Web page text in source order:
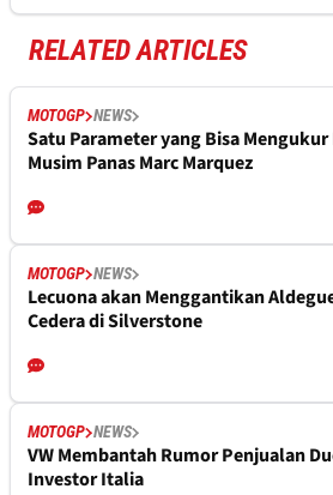
RELATED ARTICLES
MOTOGP NEWS
Satu Parameter yang Bisa
Musim Panas Marc Marquez
MOTOGP NEWS
Lecuona akan Menggantikan
Cedera di Silverstone
MOTOGP NEWS
VW Membantah Rumor Penjualan
Investor Italia